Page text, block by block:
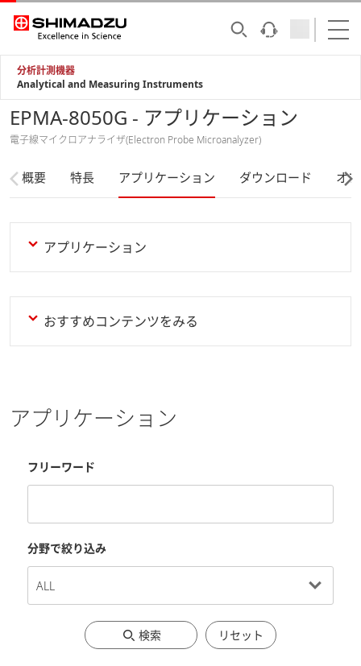
分析計測機器
Analytical and Measuring Instruments
EPMA-8050G - アプリケーション
電子線マイクロアナライザ(Electron Probe Microanalyzer)
概要 特長 アプリケーション ダウンロード オ
アプリケーション
おすすめコンテンツをみる
アプリケーション
フリーワード
分野で絞り込み
検索 リセット